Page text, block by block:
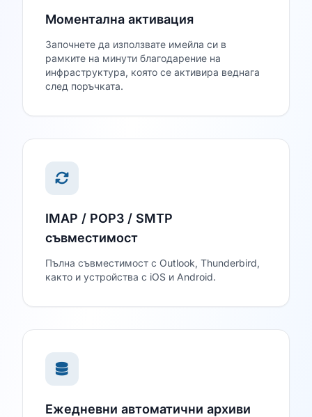
Моментална активация
Започнете да използвате имейла си в
рамките на минути благодарение на
инфраструктура, която се активира веднага
след поръчката.
IMAP / POP3 / SMTP
съвместимост
Пълна съвместимост с Outlook, Thunderbird,
както и устройства с iOS и Android.
Ежедневни автоматични архиви